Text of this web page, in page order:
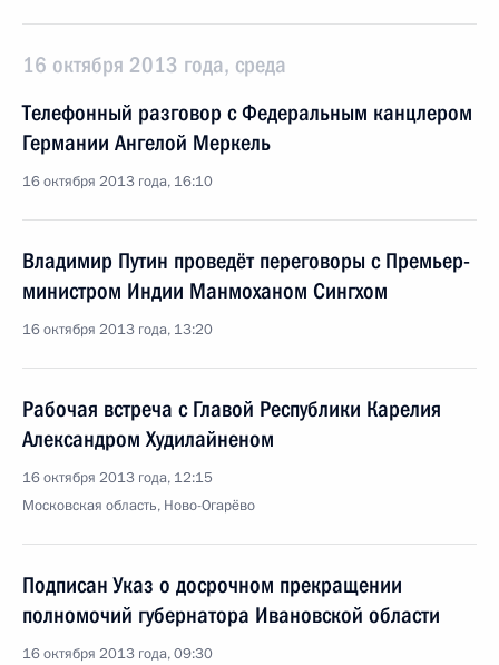
16 октября 2013 года, среда
Телефонный разговор с Федеральным канцлером
Германии Ангелой Меркель
16 октября 2013 года, 16:10
Владимир Путин проведёт переговоры с Премьер-
министром Индии Манмоханом Сингхом
16 октября 2013 года, 13:20
Рабочая встреча с Главой Республики Карелия
Александром Худилайненом
16 октября 2013 года, 12:15
Московская область, Ново-Огарёво
Подписан Указ о досрочном прекращении
полномочий губернатора Ивановской области
16 октября 2013 года, 09:30